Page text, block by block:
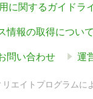
に関するガイドラ
情報の取得について
問い合わせ 運
エイトプログラムに